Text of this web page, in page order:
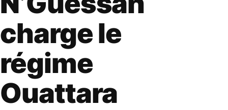
charge le
régime
Ouattara